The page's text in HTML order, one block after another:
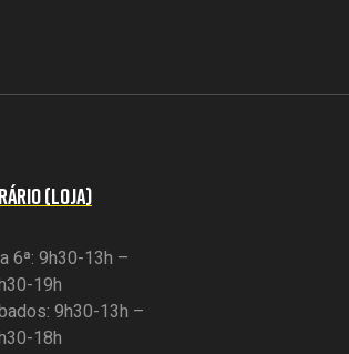
(LOJA)
6ª: 9h30-13h –
19h
9h30-13h –
18h